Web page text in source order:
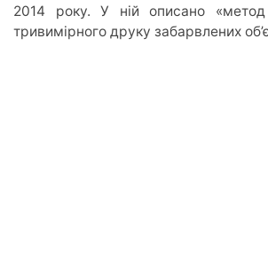
2014 року. У ній описано
тривимірного друку забарвлених